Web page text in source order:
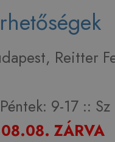
Reitter
9-17 :: Sz
ZÁRVA